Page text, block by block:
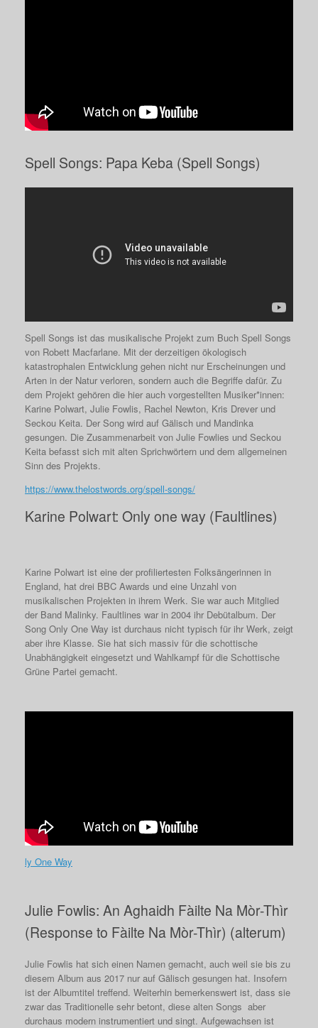
Spell Songs: Papa Keba (Spell Songs)
Spell Songs ist das musikalische Projekt zum Buch Spell Songs
von Robett Macfarlane. Mit der derzeitigen ökologisch
katastrophalen Entwicklung gehen nicht nur Erscheinungen und
Arten in der Natur verloren, sondern auch die Begriffe dafür. Zu
dem Projekt gehören die hier auch vorgestellten Musiker*innen:
Karine Polwart, Julie Fowlis, Rachel Newton, Kris Drever und
Seckou Keita. Der Song wird auf Gälisch und Mandinka
gesungen. Die Zusammenarbeit von Julie Fowlies und Seckou
Keita befasst sich mit alten Sprichwörtern und dem allgemeinen
Sinn des Projekts.
https://www.thelostwords.org/spell-songs/
Karine Polwart: Only one way (Faultlines)
Karine Polwart ist eine der profiliertesten Folksängerinnen in
England, hat drei BBC Awards und eine Unzahl von
musikalischen Projekten in ihrem Werk. Sie war auch Mitglied
der Band Malinky. Faultlines war in 2004 ihr Debütalbum. Der
Song Only One Way ist durchaus nicht typisch für ihr Werk, zeigt
aber ihre Klasse. Sie hat sich massiv für die schottische
Unabhängigkeit eingesetzt und Wahlkampf für die Schottische
Grüne Partei gemacht.
ly One Way
Julie Fowlis: An Aghaidh Fàilte Na Mòr-Thìr
(Response to Fàilte Na Mòr-Thìr) (alterum)
Julie Fowlis hat sich einen Namen gemacht, auch weil sie bis zu
diesem Album aus 2017 nur auf Gälisch gesungen hat. Insofern
ist der Albumtitel treffend. Weiterhin bemerkenswert ist, dass sie
zwar das Traditionelle sehr betont, diese alten Songs aber
durchaus modern instrumentiert und singt. Aufgewachsen ist